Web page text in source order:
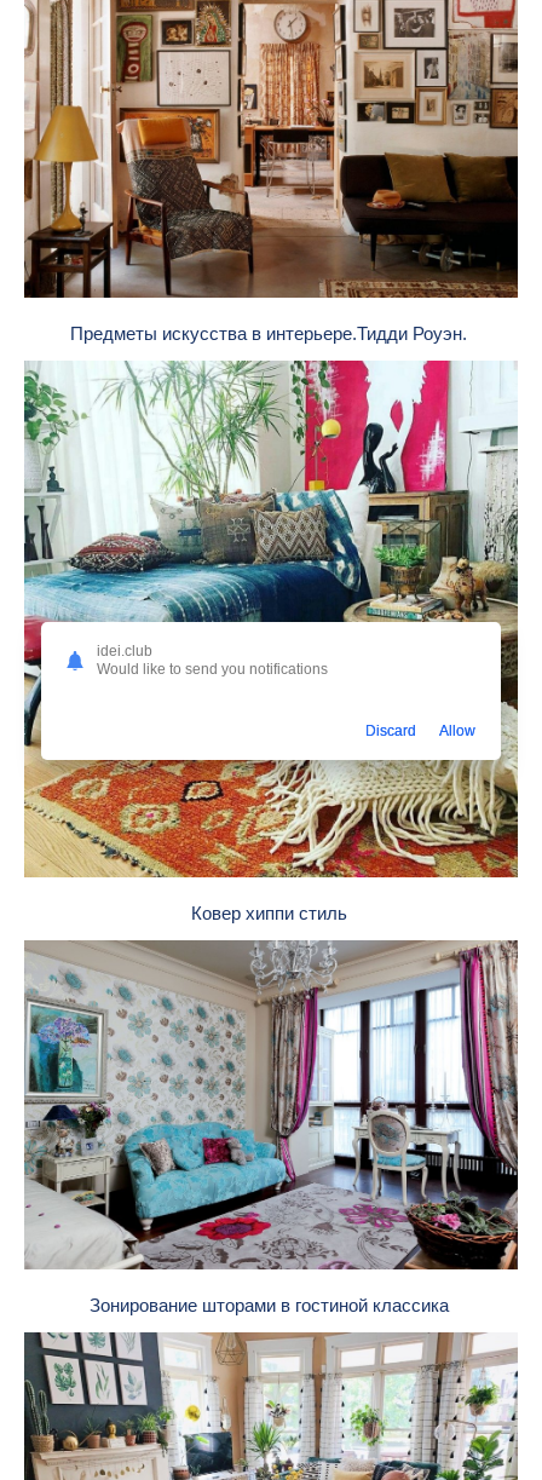
Предметы искусства в интерьере.Тидди Роуэн.
Ковер хиппи стиль
Зонирование шторами в гостиной классика
idei.club
Would like to send you notifications
Discard Allow